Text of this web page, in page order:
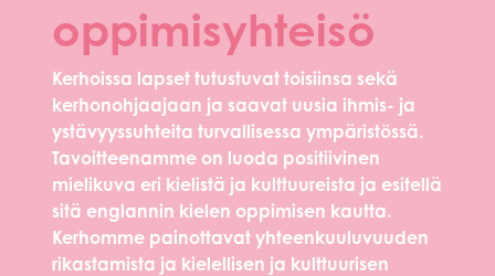
oppimisyhteisö
Kerhoissa lapset tutustuvat toisiinsa sekä
kerhonohjaajaan ja saavat uusia ihmis- ja
ystävyyssuhteita turvallisessa ympäristössä.
Tavoitteenamme on luoda positiivinen
mielikuva eri kielistä ja kulttuureista ja esitellä
sitä englannin kielen oppimisen kautta.
Kerhomme painottavat yhteenkuuluvuuden
rikastamista ja kielellisen ja kulttuurisen